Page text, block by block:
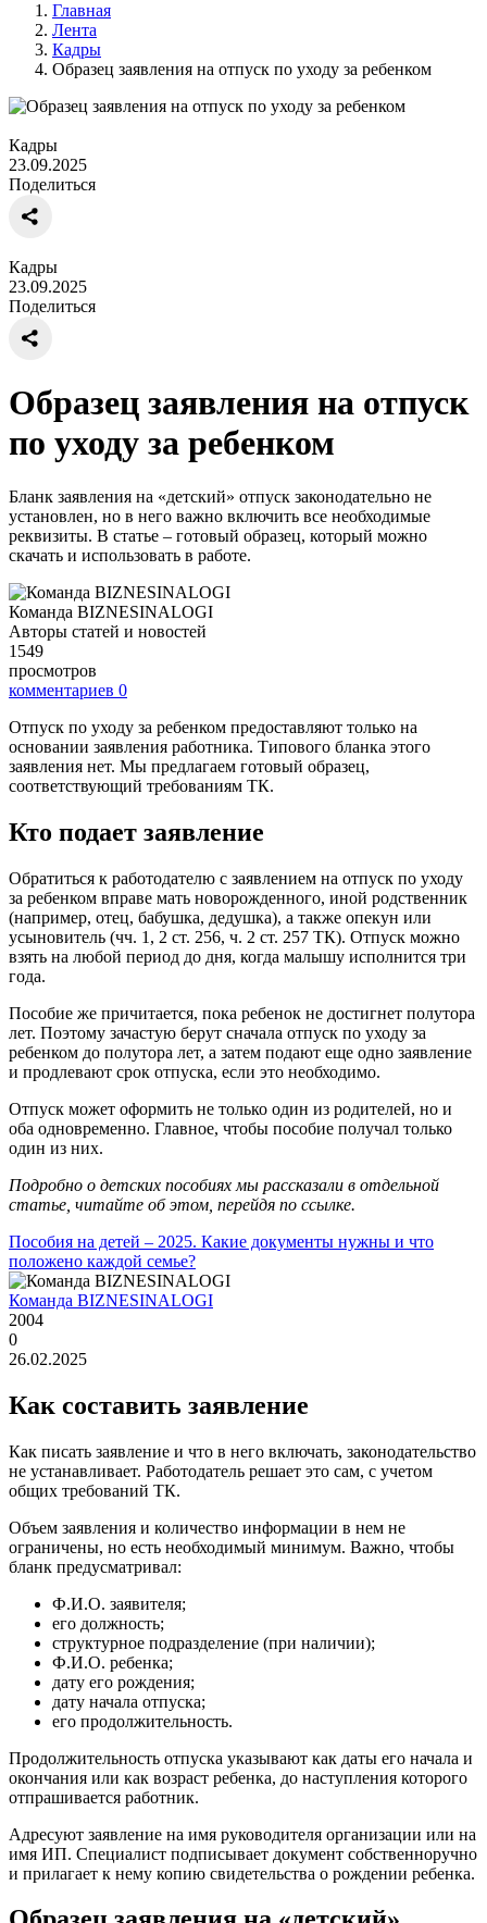
Главная
Лента
Кадры
Образец заявления на отпуск по уходу за ребенком
Кадры
23.09.2025
Поделиться
Кадры
23.09.2025
Поделиться
Образец заявления на отпуск
по уходу за ребенком
Бланк заявления на «детский» отпуск законодательно не
установлен, но в него важно включить все необходимые
реквизиты. В статье – готовый образец, который можно
скачать и использовать в работе.
Команда BIZNESINALOGI
Авторы статей и новостей
1549
просмотров
комментариев 0
Отпуск по уходу за ребенком предоставляют только на
основании заявления работника. Типового бланка этого
заявления нет. Мы предлагаем готовый образец,
соответствующий требованиям ТК.
Кто подает заявление
Обратиться к работодателю с заявлением на отпуск по уходу
за ребенком вправе мать новорожденного, иной родственник
(например, отец, бабушка, дедушка), а также опекун или
усыновитель (чч. 1, 2 ст. 256, ч. 2 ст. 257 ТК). Отпуск можно
взять на любой период до дня, когда малышу исполнится три
года.
Пособие же причитается, пока ребенок не достигнет полутора
лет. Поэтому зачастую берут сначала отпуск по уходу за
ребенком до полутора лет, а затем подают еще одно заявление
и продлевают срок отпуска, если это необходимо.
Отпуск может оформить не только один из родителей, но и
оба одновременно. Главное, чтобы пособие получал только
один из них.
Подробно о детских пособиях мы рассказали в отдельной
статье, читайте об этом, перейдя по ссылке.
Пособия на детей – 2025. Какие документы нужны и что
положено каждой семье?
Команда BIZNESINALOGI
2004
0
26.02.2025
Как составить заявление
Как писать заявление и что в него включать, законодательство
не устанавливает. Работодатель решает это сам, с учетом
общих требований ТК.
Объем заявления и количество информации в нем не
ограничены, но есть необходимый минимум. Важно, чтобы
бланк предусматривал:
Ф.И.О. заявителя;
его должность;
структурное подразделение (при наличии);
Ф.И.О. ребенка;
дату его рождения;
дату начала отпуска;
его продолжительность.
Продолжительность отпуска указывают как даты его начала и
окончания или как возраст ребенка, до наступления которого
отпрашивается работник.
Адресуют заявление на имя руководителя организации или на
имя ИП. Специалист подписывает документ собственноручно
и прилагает к нему копию свидетельства о рождении ребенка.